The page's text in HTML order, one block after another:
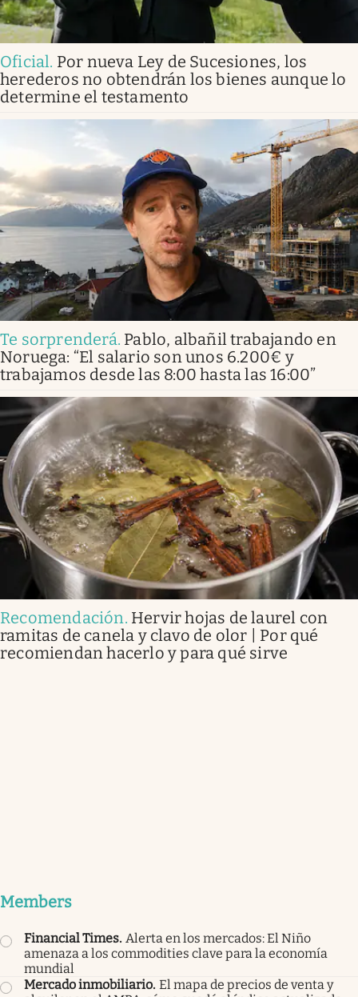
Oficial. Por nueva Ley de Sucesiones, los
herederos no obtendrán los bienes aunque lo
determine el testamento
Te sorprenderá. Pablo, albañil trabajando en
Noruega: “El salario son unos 6.200€ y
trabajamos desde las 8:00 hasta las 16:00”
Recomendación. Hervir hojas de laurel con
ramitas de canela y clavo de olor | Por qué
recomiendan hacerlo y para qué sirve
Members
Financial Times. Alerta en los mercados: El Niño
amenaza a los commodities clave para la economía
mundial
Mercado inmobiliario. El mapa de precios de venta y